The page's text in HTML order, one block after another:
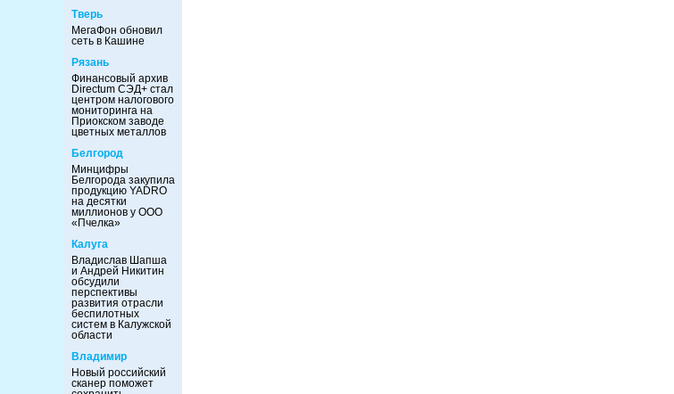
Тверь
МегаФон обновил
сеть в Кашине
Рязань
Финансовый архив
Directum СЭД+ стал
центром налогового
мониторинга на
Приокском заводе
цветных металлов
Белгород
Минцифры
Белгорода закупила
продукцию YADRO
на десятки
миллионов у ООО
«Пчелка»
Калуга
Владислав Шапша
и Андрей Никитин
обсудили
перспективы
развития отрасли
беспилотных
систем в Калужской
области
Владимир
Новый российский
сканер поможет